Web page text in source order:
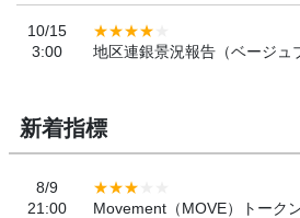
10/15
3:00
地区連銀景況報告（ベージュ
新着指標
8/9
21:00
Movement（MOVE）トーク